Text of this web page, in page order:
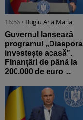
16:56 • Bugiu ⁠Ana Maria
Guvernul lansează
programul „Diaspora
investește acasă”.
Finanțări de până la
200.000 de euro ...